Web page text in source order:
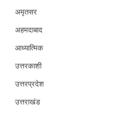
अमृतसर
अहमदाबाद
आध्यात्मिक
उत्तरकाशी
उत्तरप्रदेश
उत्तराखंड